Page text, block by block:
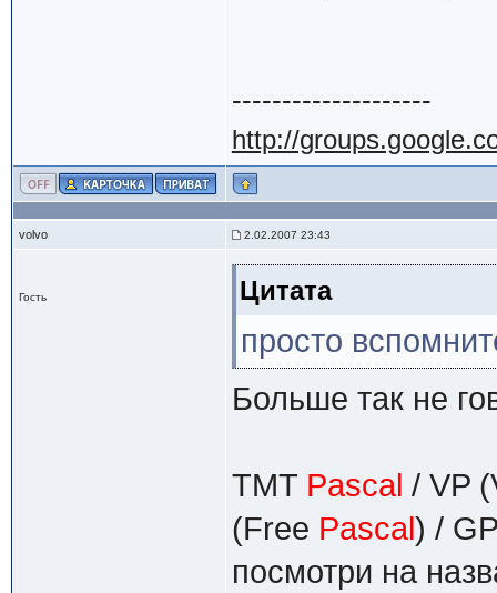
--------------------
http://
volvo 2.02.2007 23:43
Гость Цитата
просто
Больше так не
TMT Pascal / VP
(Free Pascal) /
посмотри на